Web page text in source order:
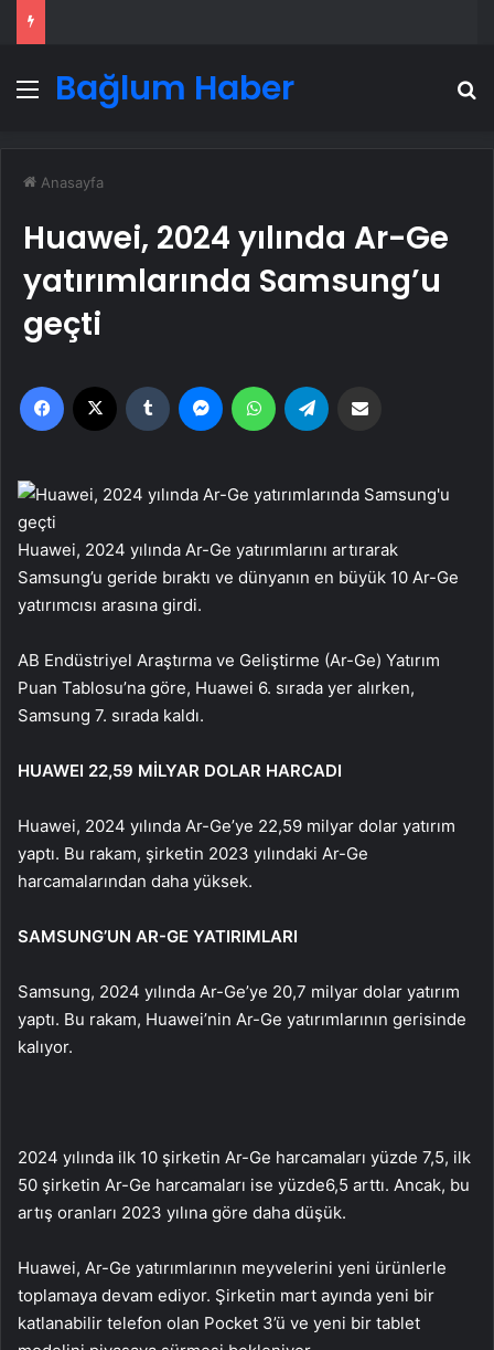
Menü
Bağlum Haber
Anasayfa
Huawei, 2024 yılında Ar-Ge
yatırımlarında Samsung’u
geçti
Facebook Tumblr MessengerWhatsApp
Huawei, 2024 yılında Ar-Ge yatırımlarını artırarak
Samsung’u geride bıraktı ve dünyanın en büyük 10 Ar-Ge
yatırımcısı arasına girdi.
AB Endüstriyel Araştırma ve Geliştirme (Ar-Ge) Yatırım
Puan Tablosu’na göre, Huawei 6. sırada yer alırken,
Samsung 7. sırada kaldı.
HUAWEI 22,59 MİLYAR DOLAR HARCADI
Huawei, 2024 yılında Ar-Ge’ye 22,59 milyar dolar yatırım
yaptı. Bu rakam, şirketin 2023 yılındaki Ar-Ge
harcamalarından daha yüksek.
SAMSUNG’UN AR-GE YATIRIMLARI
Samsung, 2024 yılında Ar-Ge’ye 20,7 milyar dolar yatırım
yaptı. Bu rakam, Huawei’nin Ar-Ge yatırımlarının gerisinde
kalıyor.
2024 yılında ilk 10 şirketin Ar-Ge harcamaları yüzde 7,5, ilk
50 şirketin Ar-Ge harcamaları ise yüzde6,5 arttı. Ancak, bu
artış oranları 2023 yılına göre daha düşük.
Huawei, Ar-Ge yatırımlarının meyvelerini yeni ürünlerle
toplamaya devam ediyor. Şirketin mart ayında yeni bir
katlanabilir telefon olan Pocket 3’ü ve yeni bir tablet